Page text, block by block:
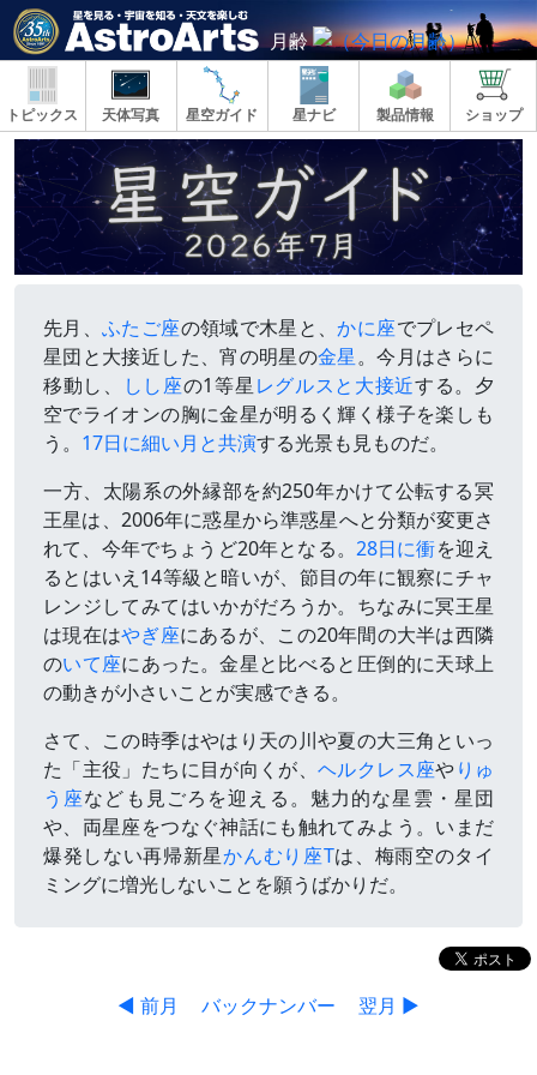
月齢
トピックス 天体写真 星空ガイド 星ナビ 製品情報 ショップ
先月、ふたご座の領域で木星と、かに座でプレセペ
星団と大接近した、宵の明星の金星。今月はさらに
移動し、
しし座の1等星 レグルスと大接近する。夕
空でライオンの胸に金星が明るく輝く様子を楽しも
う。 17日に細い月と共演する光景も見ものだ。
一方、太陽系の外縁部を約250年かけて公転する冥
王星は、2006年に惑星から準惑星へと分類が変更さ
れて、今年でちょうど20年となる。 28日に衝を迎え
るとはいえ14等級と暗いが、節目の年に観察にチャ
レンジしてみてはいかがだろうか。ちなみに冥王星
は現在はやぎ座にあるが、この20年間の大半は西隣
のいて座にあった。金星と比べると圧倒的に天球上
の動きが小さいことが実感できる。
さて、この時季はやはり天の川や夏の大三角といっ
た「主役」たちに目が向くが、ヘルクレス座やりゅ
う座なども見ごろを迎える。魅力的な星雲・星団
や、両星座をつなぐ神話にも触れてみよう。いまだ
爆発しない再帰新星かんむり座Tは、梅雨空のタイ
ミングに増光しないことを願うばかりだ。
◀ 前月 バックナンバー 翌月 ▶